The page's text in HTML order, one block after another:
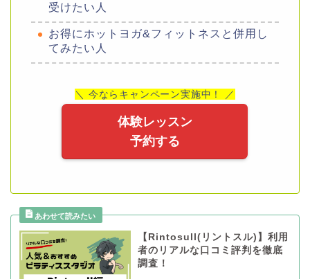
受けたい人
お得にホットヨガ&フィットネスと併用し
てみたい人
＼ 今ならキャンペーン実施中！ ／
体験レッスン
予約する
【Rintosull(リントスル)】利用
者のリアルな口コミ評判を徹底
調査！